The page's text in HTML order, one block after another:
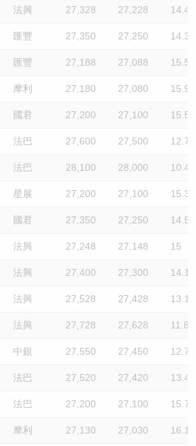
法興 27,328 27,228 14.4
匯豐 27,350 27,250 14.3
匯豐 27,188 27,088 15.5
摩利 27,180 27,080 15.9
國君 27,200 27,100 15.5
法巴 27,600 27,500 12.7
法巴 28,100 28,000 10.4
星展 27,200 27,100 15.3
國君 27,350 27,250 14.5
法興 27,248 27,148 15
法興 27,400 27,300 14.1
法興 27,528 27,428 13.1
法興 27,728 27,628 11.8
中銀 27,550 27,450 12.7
法巴 27,520 27,420 13.4
法巴 27,200 27,100 15.7
摩利 27,130 27,030 16.1